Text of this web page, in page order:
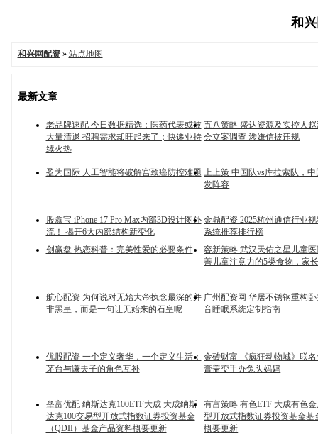
和
和兴网配资» 站点地图
最新文章
老品牌速配 今日数据精选：医药代表或被
大量清退 招聘需求却旺起来了；快递业持
续火热
五八策略 盛达资源及实控人
会立案调查 涉嫌信披违规
盈为国际 人工智能将破解宫颈癌防控难题 上上策 中国队vs库拉索队，
发阵容
股鑫宝 iPhone 17 Pro Max内部3D设计图外
流！ 揭开6大内部结构新变化
金鼎配资 2025杭州通信行业
系统推荐排行榜
创赢盘 热恋科普：完美性爱的必要条件
容新策略 武汉天佑之星儿童
善儿童注意力的5类食物，家
航心配资 为何说对无始大帝执念最深的并
非黑皇，而是一句让无始来的石皇呢
广州配资网 华居不锈钢重构
音睡眠系统定制指南
优股配资 一个定义奢华，一个定义生活：
茅台与谦夫子的角色互补
金砖财富 《疯狂动物城》联
膏盖变手办兔头妈妈
垒富优配 纳斯达克100ETF大成 大成纳斯
达克100交易型开放式指数证券投资基金
（QDII）基金产品资料概要更新
有富策略 有色ETF 大成有色
型开放式指数证券投资基金基
概要更新